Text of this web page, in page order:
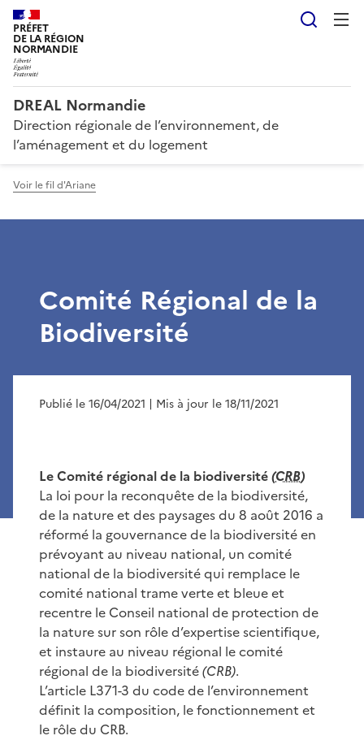
PRÉFET
DE LA RÉGION
NORMANDIE
DREAL Normandie
Direction régionale de l’environnement, de
l’aménagement et du logement
Voir le fil d'Ariane
Comité Régional de la
Biodiversité
Publié le 16/04/2021 | Mis à jour le 18/11/2021
Le Comité régional de la biodiversité(CRB)
La loi pour la reconquête de la biodiversité,
de la nature et des paysages du 8 août 2016 a
réformé la gouvernance de la biodiversité en
prévoyant au niveau national, un comité
national de la biodiversité qui remplace le
comité national trame verte et bleue et
recentre le Conseil national de protection de
la nature sur son rôle d’expertise scientifique,
et instaure au niveau régional le comité
régional de la biodiversité(CRB).
L’article L371-3 du code de l’environnement
définit la composition, le fonctionnement et
le rôle du CRB.